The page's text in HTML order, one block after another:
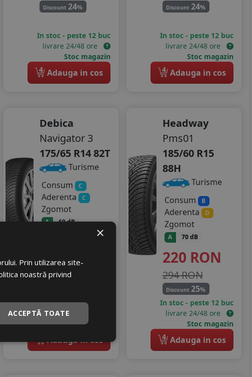
Discount 24%
In stoc - peste 12 buc
livrare 24/48 ore
Stoc magazin
4 Adauga in cos
Discount 24%
In stoc - peste 12 buc
livrare 24/48 ore
Stoc magazin
4 Adauga in cos
Debica
Navigator 3
175/65 R14 82T
Turisme
Consum
C
Aderenta C
Zgomot
A 69 dB
RON
344 RON
Discount17
In stoc - peste 12 buc
livrare 24/48 ore
Stoc magazin
Adauga in cos
Headway
Pms01
185/60 R15
88H
Turisme
Consum
B
Aderenta D
Zgomot
A 70 dB
220 RON
294 RON
Discount 25%
In stoc - peste 12 buc
livrare 24/48 ore
Stoc magazin
4 Adauga in cos
×
Prin utilizarea site-
noastră privind
ACCEPTĂ TOATE